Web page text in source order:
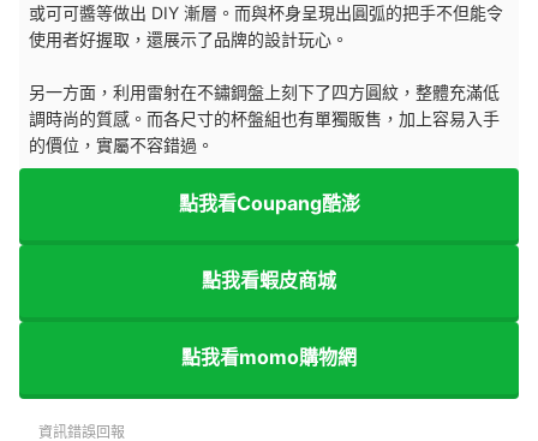
或可可醬等做出 DIY 漸層。而與杯身呈現出圓弧的把手不但能令
使用者好握取，還展示了品牌的設計玩心。
另一方面，利用雷射在不鏽鋼盤上刻下了四方圓紋，整體充滿低
調時尚的質感。而各尺寸的杯盤組也有單獨販售，加上容易入手
的價位，實屬不容錯過。
點我看Coupang酷澎
點我看蝦皮商城
點我看momo購物網
資訊錯誤回報